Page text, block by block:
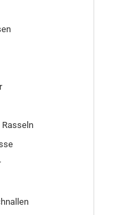
Rasseln